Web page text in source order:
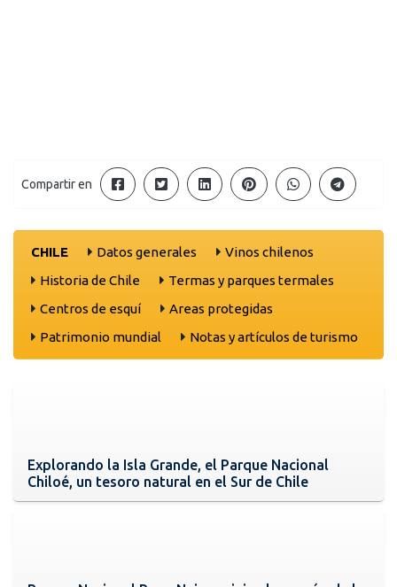
Compartir en
CHILE Datos generales
Vinos chilenos
Historia de Chile
Termas y parques termales
Centros de esquí
Areas protegidas
Patrimonio mundial
Notas y artículos de turismo
Explorando la Isla Grande, el Parque Nacional
Chiloé, un tesoro natural en el Sur de Chile